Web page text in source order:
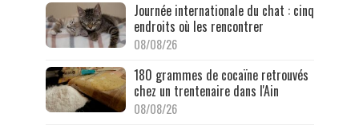
Journée internationale du chat : cinq
endroits où les rencontrer
08/08/26
180 grammes de cocaïne retrouvés
chez un trentenaire dans l'Ain
08/08/26